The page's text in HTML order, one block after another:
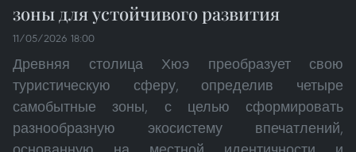
зоны для устойчивого развития
11/05/2026 18:00
Древняя столица Хюэ преобразует свою
туристическую сферу, определив четыре
самобытные зоны, с целью сформировать
разнообразную экосистему впечатлений,